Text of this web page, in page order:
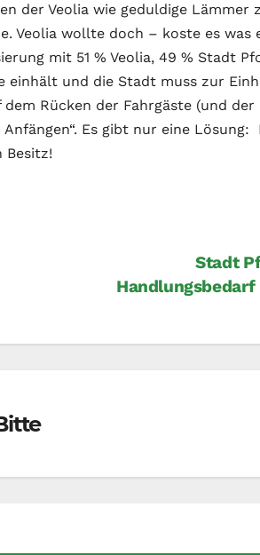
der Veolia wie geduldige Lämmer
Veolia wollte doch – koste es was
mit 51 % Veolia, 49 % Stadt
einhält und die Stadt muss zur
Rücken der Fahrgäste (und der
Es gibt nur eine Lösung:
Besitz!
Stadt